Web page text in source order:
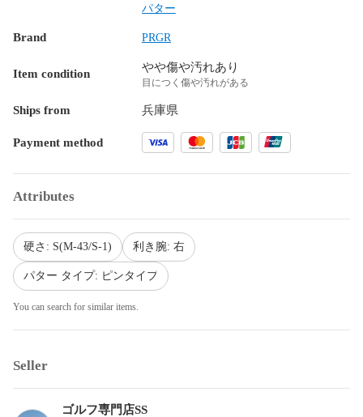
パター
Brand PRGR
Item condition やや傷や汚れあり
目につく傷や汚れがある
Ships from 兵庫県
Payment method
Attributes
硬さ: S(M-43/S-1) 利き腕: 右
パター タイプ: ピンタイプ
You can search for similar items.
Seller
ゴルフ専門店SS